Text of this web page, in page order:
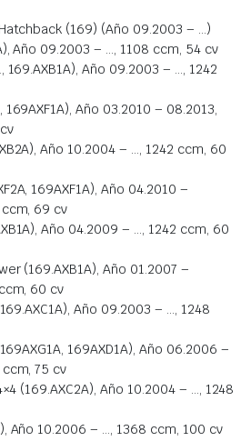
(169) (Año 09.2003 – …)
Año 09.2003 – …, 1108 ccm, 54 cv
169.AXB1A), Año 09.2003 – …, 1242
169AXF1A), Año 03.2010 – 08.2013,
Año 10.2004 – …, 1242 ccm, 60
169AXF1A), Año 04.2010 –
ccm, 69 cv
Año 04.2009 – …, 1242 ccm, 60
(169.AXB1A), Año 01.2007 –
60 cv
Año 09.2003 – …, 1248
169AXD1A), Año 06.2006 –
75 cv
(169.AXC2A), Año 10.2004 – …, 1248
Año 10.2006 – …, 1368 ccm, 100 cv